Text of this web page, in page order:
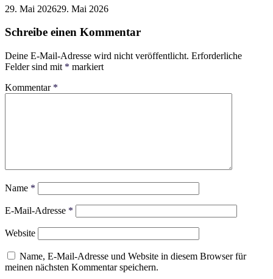
29. Mai 202629. Mai 2026
Schreibe einen Kommentar
Deine E-Mail-Adresse wird nicht veröffentlicht. Erforderliche
Felder sind mit * markiert
Kommentar *
Name *
E-Mail-Adresse *
Website
Name, E-Mail-Adresse und Website in diesem Browser für
meinen nächsten Kommentar speichern.